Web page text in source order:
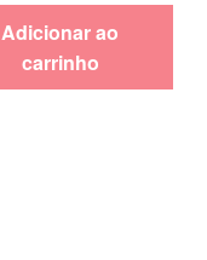
Adicionar ao
carrinho